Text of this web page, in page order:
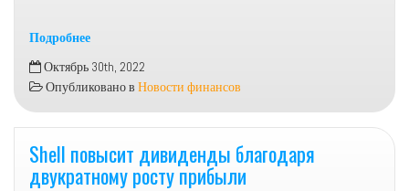
Подробнее
Российский
рынок
акций
повысился
торговый
день
Октябрь 30th, 2022
Опубликовано в Новости финансов
Shell повысит дивиденды благодаря
двукратному росту прибыли